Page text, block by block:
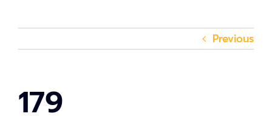
Previous
179